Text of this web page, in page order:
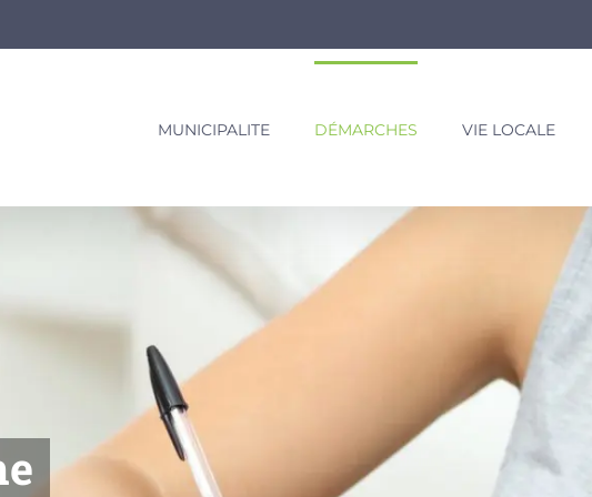
MUNICIPALITE DÉMARCHES VIE LOCALE